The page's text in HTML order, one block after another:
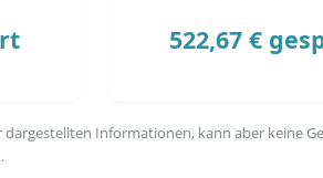
522,67 €
Informationen, kann aber keine